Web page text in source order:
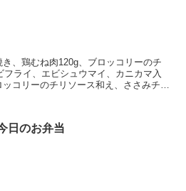
、鶏むね肉120g、ブロッコリーのチ
フライ、エビシュウマイ、カニカマ入
コリーのチリソース和え、ささみチー
日のお弁当